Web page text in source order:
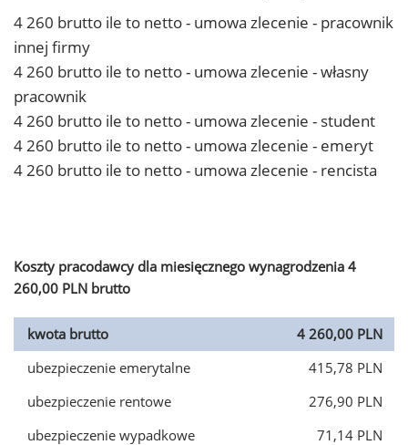
4 260 brutto ile to netto - umowa zlecenie - pracownik
innej firmy
4 260 brutto ile to netto - umowa zlecenie - własny
pracownik
4 260 brutto ile to netto - umowa zlecenie - student
4 260 brutto ile to netto - umowa zlecenie - emeryt
4 260 brutto ile to netto - umowa zlecenie - rencista
Koszty pracodawcy dla miesięcznego wynagrodzenia 4
260,00 PLN brutto
kwota brutto
4 260,00 PLN
ubezpieczenie emerytalne
415,78 PLN
ubezpieczenie rentowe
276,90 PLN
ubezpieczenie wypadkowe
71,14 PLN